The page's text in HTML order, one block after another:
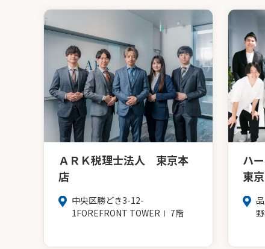
ＡＲＫ税理士法人 東京本
店
中央区勝どき3-12-
1FOREFRONT TOWERⅠ 7階
ハ
東